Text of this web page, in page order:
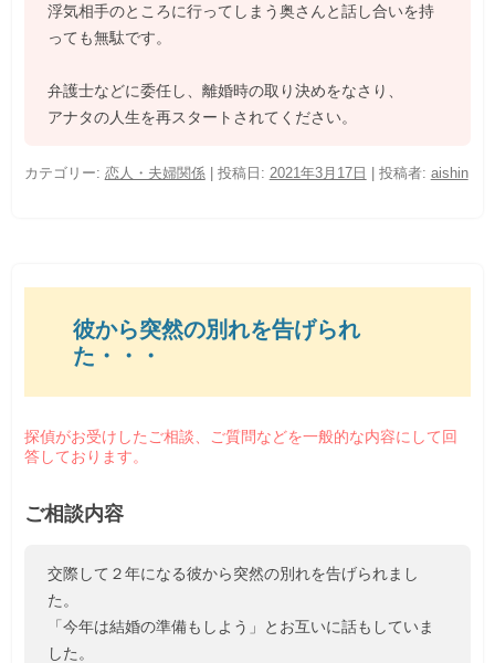
浮気相手のところに行ってしまう奥さんと話し合いを持
っても無駄です。
弁護士などに委任し、離婚時の取り決めをなさり、
アナタの人生を再スタートされてください。
カテゴリー: 恋人・夫婦関係 | 投稿日: 2021年3月17日 投稿者: aishin
彼から突然の別れを告げられ
た・・・
探偵がお受けしたご相談、ご質問などを一般的な内容にして回
答しております。
ご相談内容
交際して２年になる彼から突然の別れを告げられまし
た。
「今年は結婚の準備もしよう」とお互いに話もしていま
した。